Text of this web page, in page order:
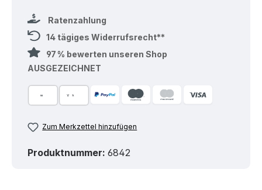
Ratenzahlung
14 tägiges Widerrufsrecht**
97 % bewerten unseren Shop
AUSGEZEICHNET
Zum Merkzettel hinzufügen
Produktnummer: 6842